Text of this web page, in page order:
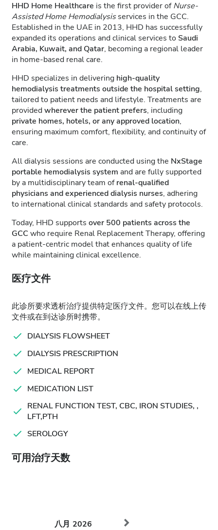
HHD Home Healthcare is the first provider ofNurse-
Assisted Home Hemodialysisservices in the GCC.
Established in the UAE in 2013, HHD has successfully
expanded its operations and clinical services to Saudi
Arabia, Kuwait, and Qatar, becoming a regional leader
in home-based renal care.
HHD specializes in delivering high-quality
hemodialysis treatments outside the hospital setting,
tailored to patient needs and lifestyle. Treatments are
providedwherever the patient prefers, including
private homes, hotels, or any approved location,
ensuring maximum comfort, flexibility, and continuity of
care.
All dialysis sessions are conducted using the NxStage
portable hemodialysis system and are fully supported
by a multidisciplinary team ofrenal-qualified
physicians and experienced dialysis nurses, adhering
to international clinical standards and safety protocols.
Today, HHD supports over 500 patients across the
GCC who require Renal Replacement Therapy, offering
a patient-centric model that enhances quality of life
while maintaining clinical excellence.
医疗文件
此诊所要求透析治疗提供特定医疗文件。您可以在线上传
文件或在到达诊所时携带。
DIALYSIS FLOWSHEET
DIALYSIS PRESCRIPTION
MEDICAL REPORT
MEDICATION LIST
RENAL FUNCTION TEST, CBC, IRON STUDIES, ,
LFT,PTH
SEROLOGY
可用治疗天数
八月 2026